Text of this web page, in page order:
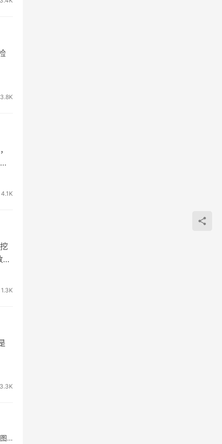
3.8K
4.1K
1.3K
3.3K
…